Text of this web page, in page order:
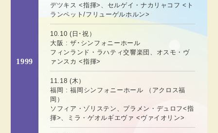
1999
デツキス <指揮>、セルゲイ・ナカリャコフ <ト
ランペット/フリューゲルホルン>
10.10 (日･祝）
大阪 : ザ･シンフォニーホール
フィンランド・ラハティ交響楽団、オスモ・ヴ
ァンスカ <指揮>
11.18 (木）
福岡 : 福岡シンフォニーホール （アクロス福
岡）
ソフィア・ゾリステン、プラメン・デュロフ<指
揮>、ミラ・ゲオルギエヴァ <ヴァイオリン>